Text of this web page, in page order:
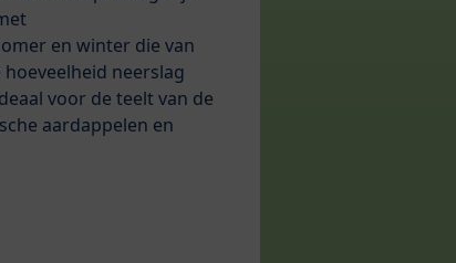
en winter die van
neerslag
voor de teelt van de
aardappelen en